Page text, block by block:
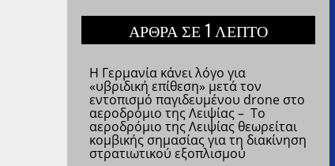
ΑΡΘΡΑ ΣΕ 1 ΛΕΠΤΟ
Η Γερμανία κάνει λόγο για
«υβριδική επίθεση» μετά τον
εντοπισμό παγιδευμένου drone στο
αεροδρόμιο της Λειψίας – Το
αεροδρόμιο της Λειψίας θεωρείται
κομβικής σημασίας για τη διακίνηση
στρατιωτικού εξοπλισμού